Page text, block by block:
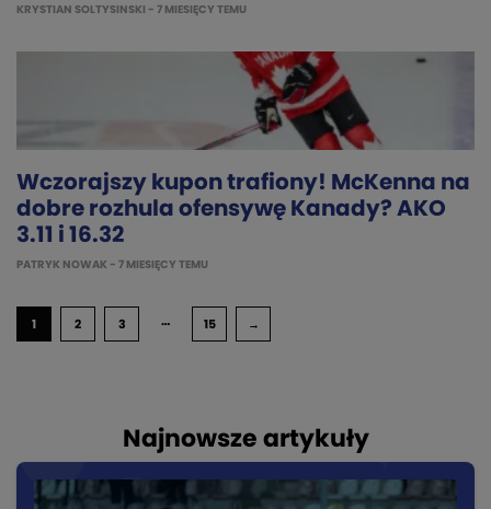
KRYSTIAN SOLTYSINSKI - 7 MIESIĘCY TEMU
Wczorajszy kupon trafiony! McKenna na
dobre rozhula ofensywę Kanady? AKO
3.11 i 16.32
PATRYK NOWAK - 7 MIESIĘCY TEMU
1 2 3 … 15 →
Najnowsze artykuły